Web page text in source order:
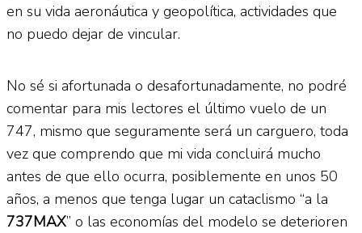
en su vida aeronáutica y geopolítica, actividades que
no puedo dejar de vincular.
No sé si afortunada o desafortunadamente, no podré
comentar para mis lectores el último vuelo de un
747, mismo que seguramente será un carguero, toda
vez que comprendo que mi vida concluirá mucho
antes de que ello ocurra, posiblemente en unos 50
años, a menos que tenga lugar un cataclismo “a la
737MAX” o las economías del modelo se deterioren